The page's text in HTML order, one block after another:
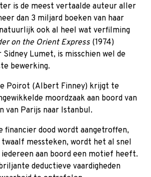
is de meest vertaalde auteur aller
dan 3 miljard boeken van haar
ook al heel wat verfilming
on the Orient Express (1974)
Sidney Lumet, is misschien wel de
bewerking.
Poirot (Albert Finney) krijgt te
moordzaak aan boord van
van Parijs naar Istanbul.
financier dood wordt aangetroffen,
messteken, wordt het al snel
aan boord een motief heeft.
deductieve vaardigheden